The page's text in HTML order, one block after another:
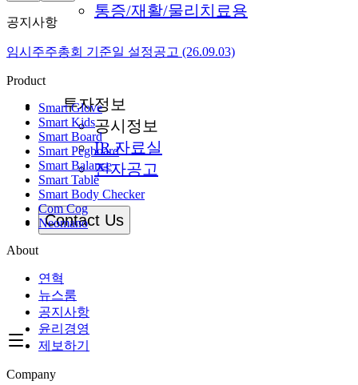
통증/재활/물리치료용
투자정보
공시정보
IR 자료실
전자공고
Contact Us
공지사항
임시주주총회 기준일 설정공고 (26.09.03)
Product
Smart Glove
Smart Kids
Smart Board
Smart Pegboard
Smart Balance
Smart Table
Smart Body Checker
Com Cog
Neomano
About
연혁
뉴스룸
공지사항
윤리경영
제보하기
Company